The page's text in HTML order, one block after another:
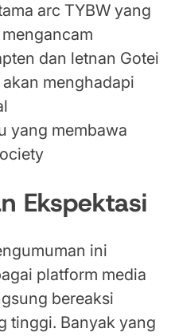
arc TYBW yang
dan letnan Gotei
menghadapi
yang membawa
Ekspektasi
ini
platform media
bereaksi
tinggi. Banyak yang